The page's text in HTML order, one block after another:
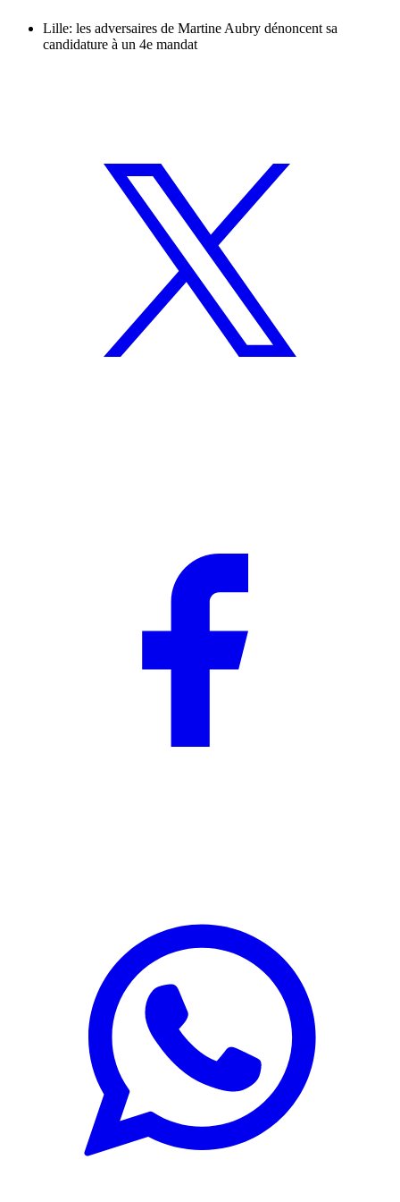
Lille: les adversaires de Martine Aubry dénoncent sa
candidature à un 4e mandat